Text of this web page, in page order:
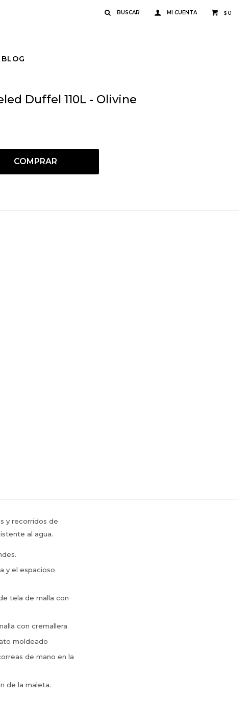
BLOG
$ 0
Duffel 110L - Olivine
COMPRAR
y recorridos de
al agua.
y el espacioso
tela de malla con
con cremallera
moldeado
de mano en la
de la maleta.